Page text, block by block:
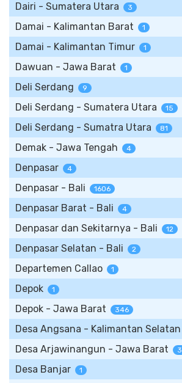
Dairi - Sumatera Utara 3
Damai - Kalimantan Barat 1
Damai - Kalimantan Timur 1
Dawuan - Jawa Barat 1
Deli Serdang 9
Deli Serdang - Sumatera Utara 15
Deli Serdang - Sumatra Utara 81
Demak - Jawa Tengah 4
Denpasar 4
Denpasar - Bali 1606
Denpasar Barat - Bali 4
Denpasar dan Sekitarnya - Bali 12
Denpasar Selatan - Bali 2
Departemen Callao 1
Depok 1
Depok - Jawa Barat 346
Desa Angsana - Kalimantan Selatan
Desa Arjawinangun - Jawa Barat 3
Desa Banjar 1